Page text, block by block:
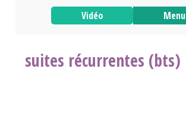
Vidéo Menu
suites récurrentes (bts)